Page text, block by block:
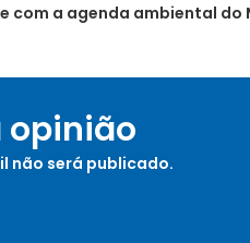
com a agenda ambiental do
opinião
não será publicado.